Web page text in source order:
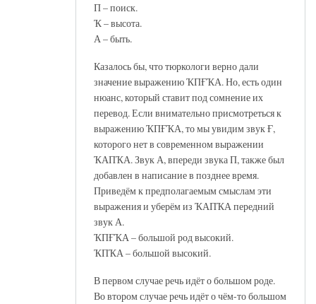
П – поиск.
Ҡ – высота.
А – быть.
Казалось бы, что тюркологи верно дали
значение выражению ҠПҒҠА. Но, есть один
нюанс, который ставит под сомнение их
перевод. Если внимательно присмотреться к
выражению ҠПҒҠА, то мы увидим звук Ғ,
которого нет в современном выражении
ҠАПҠА. Звук А, впереди звука П, также был
добавлен в написание в позднее время.
Приведём к предполагаемым смыслам эти
выражения и уберём из ҠАПҠА передний
звук А.
ҠПҒҠА – большой род высокий.
ҠПҠА – большой высокий.
В первом случае речь идёт о большом роде.
Во втором случае речь идёт о чём-то большом